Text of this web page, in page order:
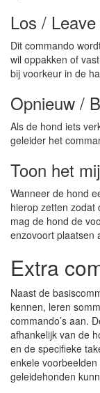
Los /
Dit commando
wil oppakken of
bij voorkeur in de
Opnieuw /
Als de hond iets
geleider het
Toon het
Wanneer de hond
hierop zetten zodat
mag de hond de
enzovoort plaatsen
Extra
Naast de
kennen, leren
commando’s aan.
afhankelijk van de
en de specifieke
enkele
geleidehonden